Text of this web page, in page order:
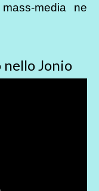
media ne
Jonio